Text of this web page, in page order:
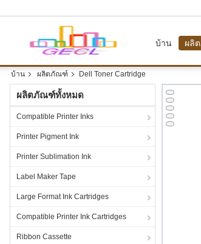
บ้าน ผลิ
บ้าน ผลิตภัณฑ์ Dell Toner Cartridge
ผลิตภัณฑ์ทั้งหมด
Compatible Printer Inks
Printer Pigment Ink
Printer Sublimation Ink
Label Maker Tape
Large Format Ink Cartridges
Compatible Printer Ink Cartridges
Ribbon Cassette